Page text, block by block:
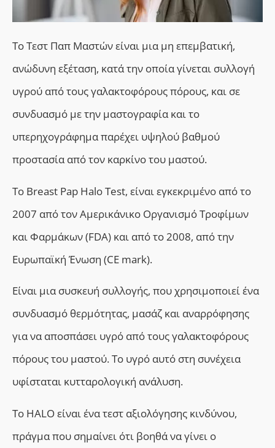
Tο Τεστ Παπ Μαστώνείναι μια μη επεμβατική,
ανώδυνη εξέταση, κατά την οποία γίνεται συλλογή
υγρού από τους γαλακτοφόρους πόρους, και σε
συνδυασμό με την μαστογραφία και το
υπερηχογράφημα παρέχει υψηλού βαθμού
προστασία από τον καρκίνο του μαστού.
Το Breast Pap Halo Test, είναι εγκεκριμένο από το
2007 από τον Αμερικάνικο Οργανισμό Τροφίμων
και Φαρμάκων (FDA) και από το 2008, από την
Ευρωπαϊκή Ένωση (CE mark).
Είναι μια συσκευή συλλογής, που χρησιμοποιεί ένα
συνδυασμό θερμότητας, μασάζ και αναρρόφησης
για να αποσπάσει υγρό από τους γαλακτοφόρους
πόρους του μαστού. Το υγρό αυτό στη συνέχεια
υφίσταται κυτταρολογική ανάλυση.
Το HALO είναι ένα τεστ αξιολόγησης κινδύνου,
πράγμα που σημαίνει ότι βοηθά να γίνει ο